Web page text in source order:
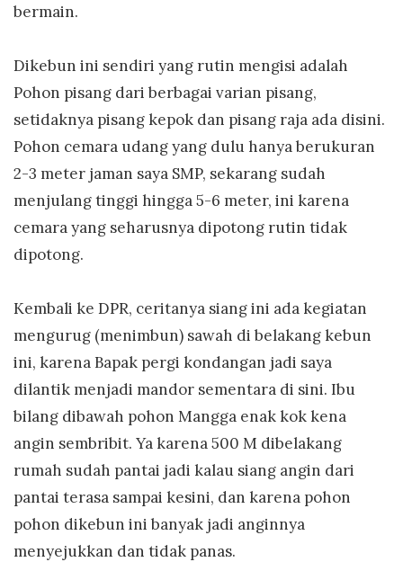
bermain.
Dikebun ini sendiri yang rutin mengisi adalah
Pohon pisang dari berbagai varian pisang,
setidaknya pisang kepok dan pisang raja ada disini.
Pohon cemara udang yang dulu hanya berukuran
2-3 meter jaman saya SMP, sekarang sudah
menjulang tinggi hingga 5-6 meter, ini karena
cemara yang seharusnya dipotong rutin tidak
dipotong.
Kembali ke DPR, ceritanya siang ini ada kegiatan
mengurug (menimbun) sawah di belakang kebun
ini, karena Bapak pergi kondangan jadi saya
dilantik menjadi mandor sementara di sini. Ibu
bilang dibawah pohon Mangga enak kok kena
angin sembribit. Ya karena 500 M dibelakang
rumah sudah pantai jadi kalau siang angin dari
pantai terasa sampai kesini, dan karena pohon
pohon dikebun ini banyak jadi anginnya
menyejukkan dan tidak panas.